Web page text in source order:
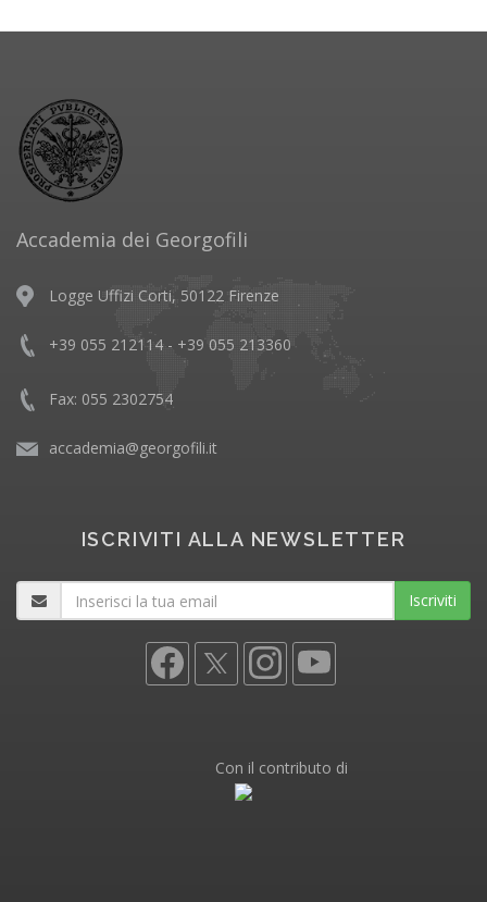
Accademia dei Georgofili
Logge Uffizi Corti, 50122 Firenze
+39 055 212114 - +39 055 213360
Fax: 055 2302754
accademia@georgofili.it
ISCRIVITI ALLA NEWSLETTER
Iscriviti
Con il contributo di